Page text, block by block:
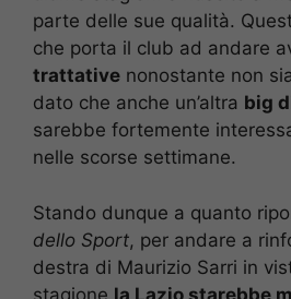
parte delle sue qualità.
che porta il club ad andare
trattative nonostante non
dato che anche un’altra big
sarebbe fortemente
nelle scorse settimane.
Stando dunque a quanto
dello Sport, per andare a
destra di Maurizio Sarri in
stagione la Lazio starebbe